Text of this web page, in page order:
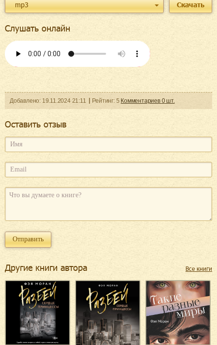
mp3 Скачать
Слушать онлайн
Добавленo: 19.11.2024 21:11 Рейтинг: 5 Комментариев 0шт.
Оcтавить отзыв
Другие книги автора Все книги